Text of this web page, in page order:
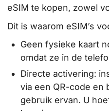
eSIM te kopen, zowel
Dit is waarom eSIM’s
Geen fysieke kaart
omdat ze in de
Directe activering:
via een QR-code en
gebruik ervan. U